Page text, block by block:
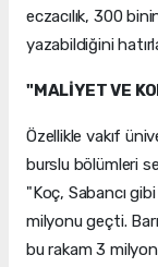
eczacılık, 300
yazabildiğini
"MALİYET VE
Özellikle vakıf
burslu bölümleri
"Koç, Sabancı
milyonu geçti.
bu rakam 3